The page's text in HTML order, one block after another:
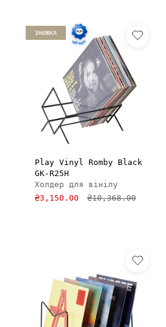
ЗНИЖКА
Play Vinyl Romby Black
GK-R25H
Холдер для вінілу
₴3,150.00
₴10,368.00